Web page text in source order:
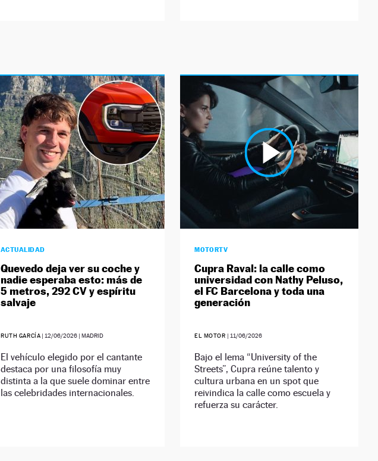
ACTUALIDAD
Quevedo deja ver su coche y
nadie esperaba esto: más de
5 metros, 292 CV y espíritu
salvaje
RUTH GARCÍA | 12/06/2026 | MADRID
El vehículo elegido por el cantante
destaca por una filosofía muy
distinta a la que suele dominar entre
las celebridades internacionales.
MOTORTV
Cupra Raval: la calle como
universidad con Nathy Peluso,
el FC Barcelona y toda una
generación
EL MOTOR | 11/06/2026
Bajo el lema “University of the
Streets”, Cupra reúne talento y
cultura urbana en un spot que
reivindica la calle como escuela y
refuerza su carácter.